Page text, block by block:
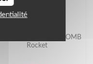
FMF
cross POWERBOMB
Rocket